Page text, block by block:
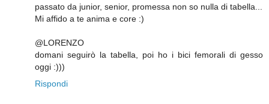
passato da junior, senior, promessa non so nulla di tabella...
Mi affido a te anima e core :)
@LORENZO
domani seguirò la tabella, poi ho i bici femorali di gesso
oggi :)))
Rispondi